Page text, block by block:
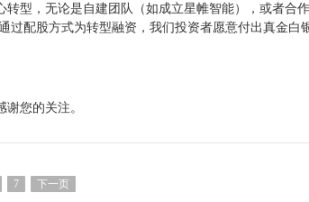
型，无论是自建团队（如成立星帷智能），或者合
过配股方式为转型融资，我们投资者愿意付出真金白
您的关注。
7 下一页